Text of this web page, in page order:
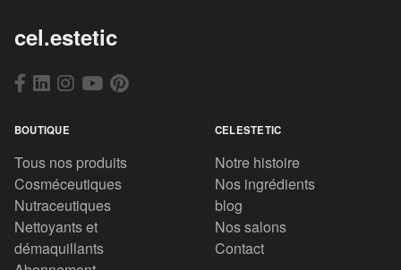
cel.estetic
BOUTIQUE
Tous nos produits
Cosméceutiques
Nutraceutiques
Nettoyants et
démaquillants
CELESTETIC
Notre histoire
Nos ingrédients
blog
Nos salons
Contact